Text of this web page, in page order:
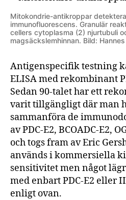
Mitokondrie-antikroppar
immunofluorescens. Granulär
cellers cytoplasma (2) njurtubuli
magsäckslemhinnan. Bild:
Antigenspecifik testning
ELISA med rekombinant
Sedan 90-talet har ett
varit tillgängligt där man
sammanföra de
av PDC-E2, BCOADC-E2,
och togs fram av Eric
används i kommersiella
sensitivitet men något
med enbart PDC-E2 eller
enligt ovan.